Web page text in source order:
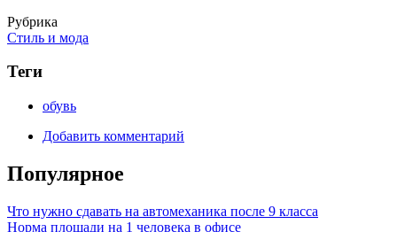
Рубрика
Стиль и мода
Теги
обувь
Добавить комментарий
Популярное
Что нужно сдавать на автомеханика после 9 класса
Норма площади на 1 человека в офисе